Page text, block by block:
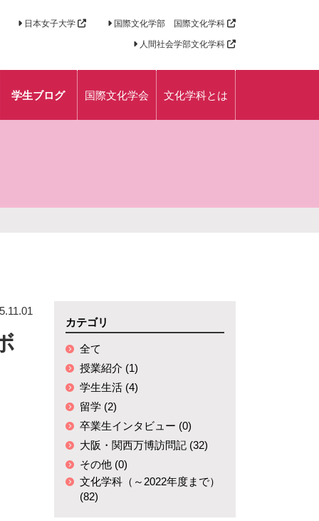
日本女子大学 国際文化学部 国際文化学科
人間社会学部文化学科
学生ブログ 国際文化学会 文化学科とは
カテゴリ
全て
授業紹介 (1)
学生生活 (4)
留学 (2)
卒業生インタビュー (0)
大阪・関西万博訪問記 (32)
その他 (0)
文化学科（～2022年度まで）
(82)